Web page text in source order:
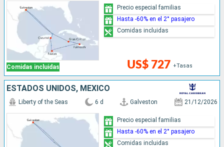
Comidas incluidas US$ 727 +Tasas
Precio especial familias
Hasta -60% en el 2° pasajero
Comidas incluidas
ESTADOS UNIDOS, MÉXICO
Liberty of the Seas 6 d Galveston 21/12/2026
Precio especial familias
Hasta -60% en el 2° pasajero
Comidas incluidas